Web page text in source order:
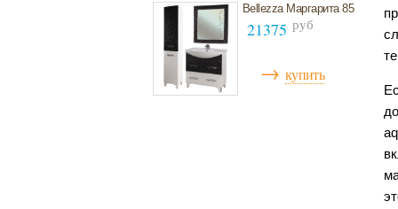
Bellezza Маргарита 85
21375 руб
→ купить